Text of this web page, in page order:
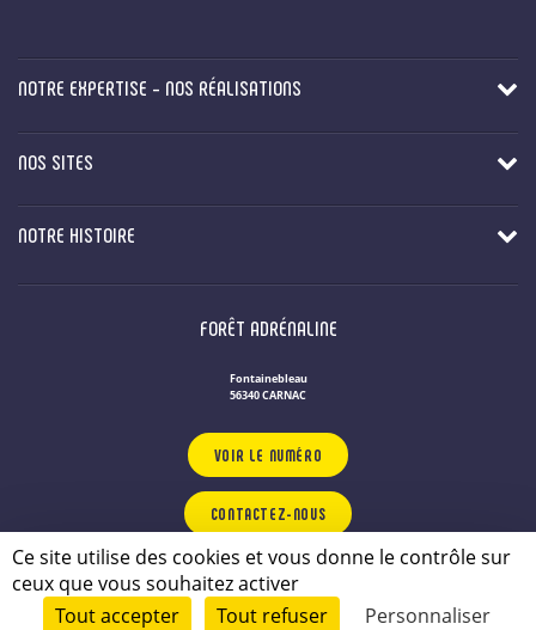
NOTRE EXPERTISE - NOS RÉALISATIONS
NOS SITES
NOTRE HISTOIRE
FORÊT ADRÉNALINE
Fontainebleau
56340 CARNAC
VOIR LE NUMÉRO
CONTACTEZ-NOUS
NOS PARCS DE LOISIRS EN BRETAGNE
Politique de confidentialité
Ce site utilise des cookies et vous donne le contrôle sur
ceux que vous souhaitez activer
Tout accepter
Tout refuser Personnaliser